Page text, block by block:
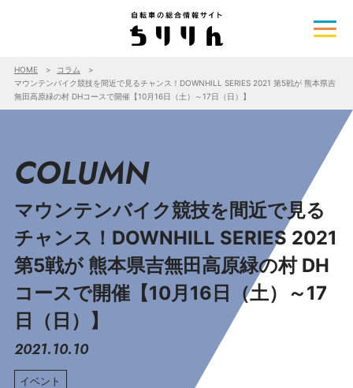
HOME
コラム
マウンテンバイク競技を間近で見るチャンス！DOWNHILL SERIES 2021 第5戦が 熊本県吉
無田高原緑の村 DHコースで開催【10月16日（土）～17日（日）】
COLUMN
マウンテンバイク競技を間近で見る
チャンス！DOWNHILL SERIES 2021
第5戦が 熊本県吉無田高原緑の村 DH
コースで開催【10月16日（土）～17
日（日）】
2021.10.10
イベント